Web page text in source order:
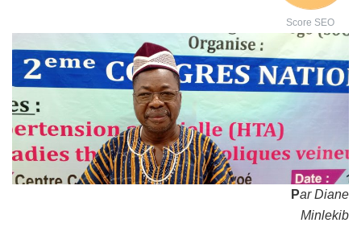
Score SEO
Par Diane
Minlekib